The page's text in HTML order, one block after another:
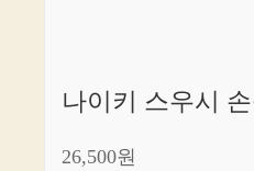
나이키 스우시
26,500원